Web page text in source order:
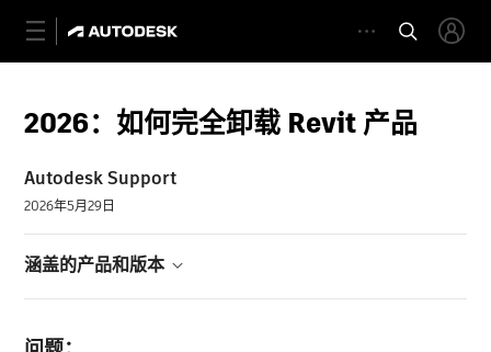
2026：如何完全卸载 Revit 产品
Autodesk Support
2026年5月29日
涵盖的产品和版本